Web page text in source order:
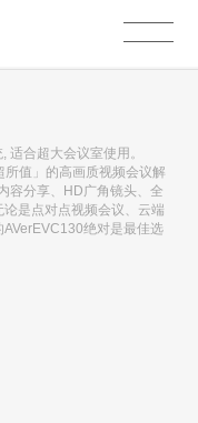
适合超大会议室使用。
值」的高画质视频会议解
容分享、HD广角镜头、全
是点对点视频会议、云端
绝对是最佳选